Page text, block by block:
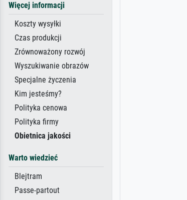
Więcej informacji
Koszty wysyłki
Czas produkcji
Zrównoważony rozwój
Wyszukiwanie obrazów
Specjalne życzenia
Kim jesteśmy?
Polityka cenowa
Polityka firmy
Obietnica jakości
Warto wiedzieć
Blejtram
Passe-partout